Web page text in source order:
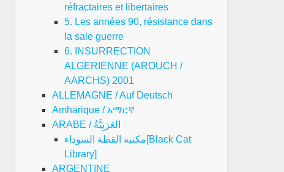
réfractaires et libertaires
5. Les années 90, résistance dans
la sale guerre
6. INSURRECTION
ALGERIENNE (AROUCH /
AARCHS) 2001
ALLEMAGNE / Auf Deutsch
Amharique / አማርኛ
ARABE / العَرَبِيَّةُ
مكتبة القطة السوداء[Black Cat
Library]
ARGENTINE